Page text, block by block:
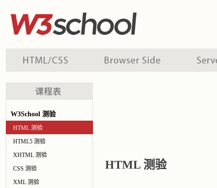
W3School 测验
HTML 测验
HTML5 测验
XHTML 测验
CSS 测验
XML 测验
HTML 测验